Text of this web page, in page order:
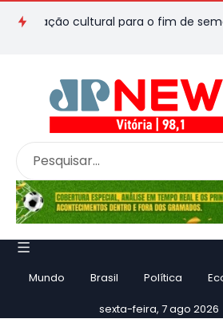
cultural para o fim de semana
Mundo Brasil Política
sexta-feira, 7 ago 2026